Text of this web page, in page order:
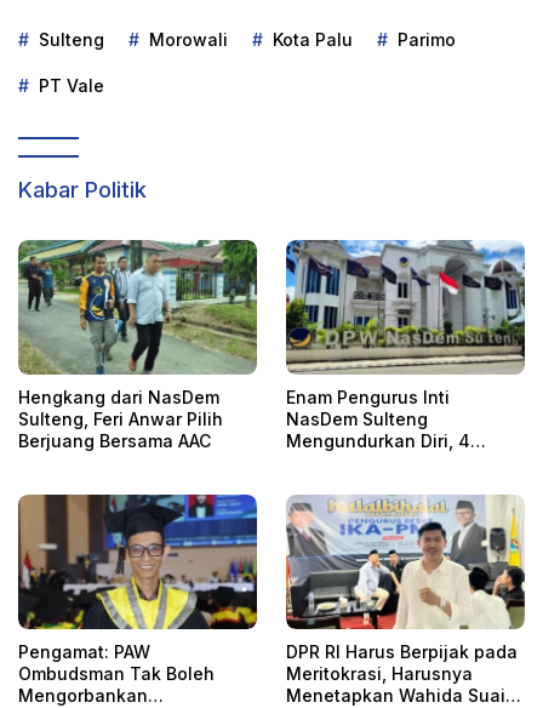
Sulteng Morowali Kota Palu Parimo
PT Vale
Kabar Politik
Hengkang dari NasDem
Sulteng, Feri Anwar Pilih
Berjuang Bersama AAC
Enam Pengurus Inti
NasDem Sulteng
Mengundurkan Diri, 4
Pengamat: PAW
Ombudsman Tak Boleh
Mengorbankan
DPR RI Harus Berpijak pada
Meritokrasi, Harusnya
Menetapkan Wahida Suaib